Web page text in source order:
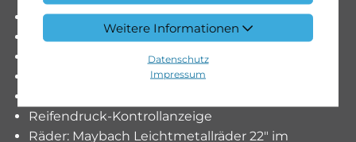
Weitere Informationen
Datenschutz
Impressum
Paket: Park-Paket mit 360° -Kamera
Paket: Park-Paket mit Rückfahrkamera
Paket: Spiegel-Paket
Panorama-Schiebedach
Reifendruck-Kontrollanzeige
Räder: Maybach Leichtmetallräder 22" im